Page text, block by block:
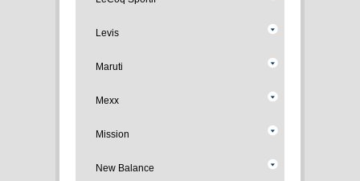
Levis
Maruti
Mexx
Mission
New Balance